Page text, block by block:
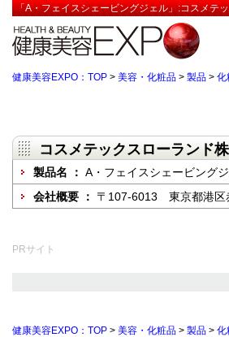
「A・フェイスシェービングジェル」:コスメテ
健康美容EXPO：TOP > 美容・化粧品 > 製品 > 化
コスメテックスローランド
製品名 ： A・フェイスシェービング
会社概要 ： 〒107-6013 東京都港区
PRサイト
健康美容EXPO：TOP > 美容・化粧品 > 製品 > 化